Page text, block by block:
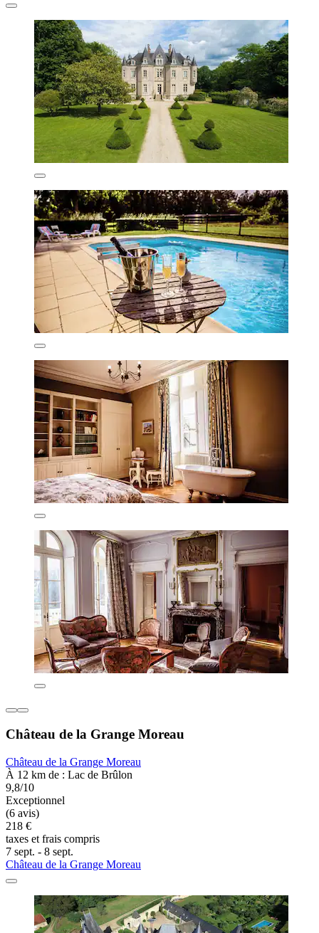
Château de la Grange Moreau
Château de la Grange Moreau
À 12 km de : Lac de Brûlon
9,8/10
Exceptionnel
(6 avis)
218 €
taxes et frais compris
7 sept. - 8 sept.
Château de la Grange Moreau